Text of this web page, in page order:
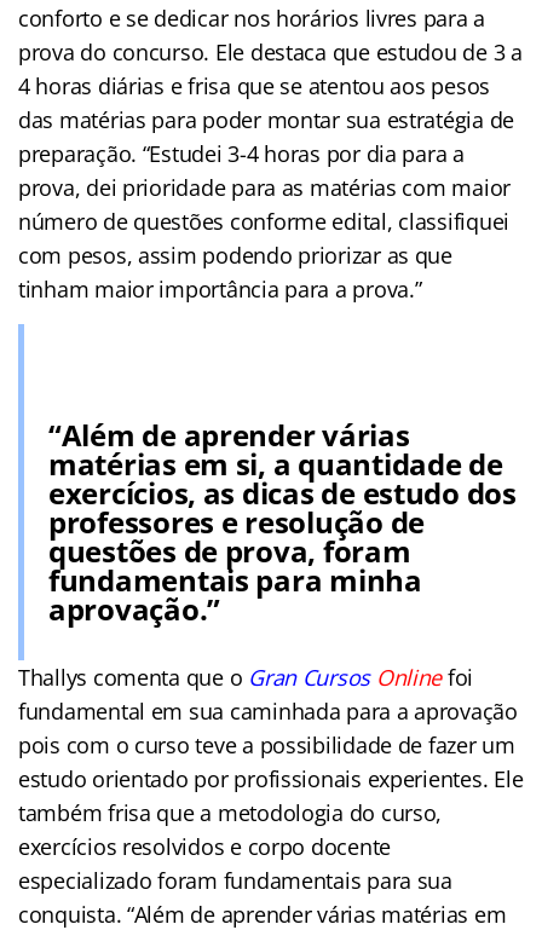
conforto e se dedicar nos horários livres para a
prova do concurso. Ele destaca que estudou de 3 a
4 horas diárias e frisa que se atentou aos pesos
das matérias para poder montar sua estratégia de
preparação. “Estudei 3-4 horas por dia para a
prova, dei prioridade para as matérias com maior
número de questões conforme edital, classifiquei
com pesos, assim podendo priorizar as que
tinham maior importância para a prova.”
“Além de aprender várias
matérias em si, a quantidade de
exercícios, as dicas de estudo dos
professores e resolução de
questões de prova, foram
fundamentais para minha
aprovação.”
Thallys comenta que o Gran Cursos Onlinefoi
fundamental em sua caminhada para a aprovação
pois com o curso teve a possibilidade de fazer um
estudo orientado por profissionais experientes. Ele
também frisa que a metodologia do curso,
exercícios resolvidos e corpo docente
especializado foram fundamentais para sua
conquista. “Além de aprender várias matérias em